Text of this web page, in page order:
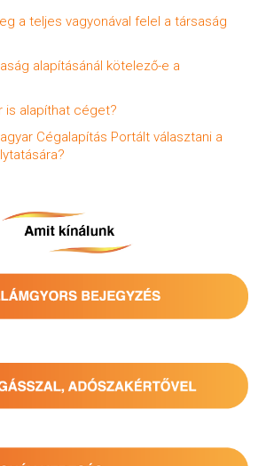
a teljes vagyonával felel a társaság
alapításánál kötelező-e a
is alapíthat céget?
Cégalapítás Portált választani a